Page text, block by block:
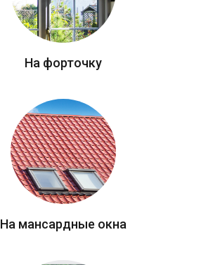
На мансардные окна
На форточку